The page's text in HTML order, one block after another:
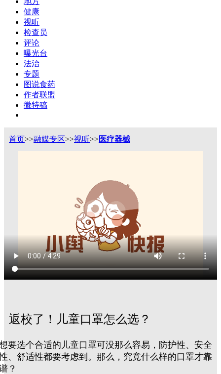
健康
视听
检查员
评论
曝光台
法治
专题
图说食药
作者联盟
微特稿
首页>>融媒专区>>视听>>医疗器械
返校了！儿童口罩怎么选？
要选个合适的儿童口罩可没那么容易，防护性、安全
、舒适性都要考虑到。那么，究竟什么样的口罩才靠
？